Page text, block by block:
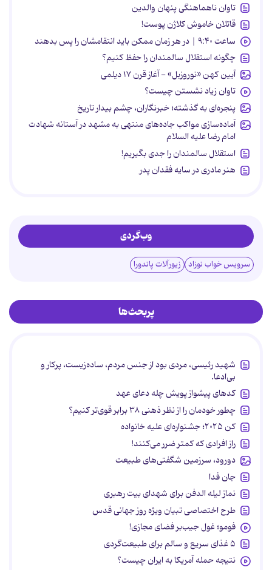
تاوان ناهماهنگی پنهان والدین
قاتلان خاموش کلاژن پوست!
ساعت ۹:۴۰ | در هر زمان ممکن باید انتقامشان را پس بدهند
چگونه استقلال سالمندان را حفظ کنیم؟
آیین کهن «نوروزبل» - آغاز قرن ۱۷ دیلمی
تاوان زیاد نشستن چیست؟
پنجره‌ای به گذشته؛ خبرنگاران، چشم بیدار تاریخ
آماده‌سازی مواکب جاده‌های منتهی به مشهد در آستانه شهادت
امام رضا علیه السلام
استقلال سالمندان را جدی بگیریم!
هنر مادری در سایه‌ فقدان پدر
وب‌گردی
سرویس خواب نوزاد زیورآلات پاندورا
پربحث‌ها
شهید رئیسی، مردی بود از جنس مردم، ساده‌زیست، پرکار و
بی‌ادعا.
کدهای پیشواز پویش چله دعای عهد
چطور خودمان را از نظر ذهنی ۳۸ برابر قوی‌تر کنیم؟
کن ۲۰۲۵؛ جشنواره‌ای علیه خانواده
راز افرادی که کمتر ضرر می‌کنند!
دورود، سرزمین شگفتی‌های طبیعت
جان فدا
نماز لیله الدفن برای شهدای بیت رهبری
طرح اختصاصی تبیان ویژه روز جهانی قدس
فومو؛ غول جیب‌بر فضای مجازی!
۵ غذای سریع و سالم برای طبیعت‌گردی
نتیجه حمله آمریکا به ایران چیست؟